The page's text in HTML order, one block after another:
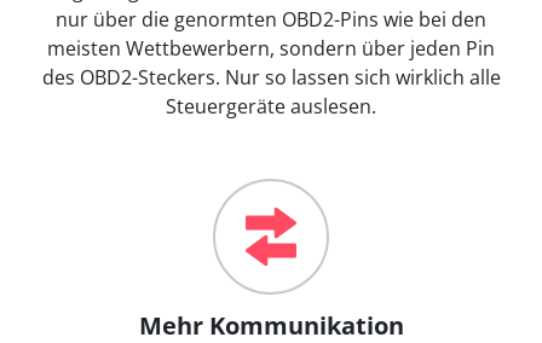
nur über die genormten OBD2-Pins wie bei den
meisten Wettbewerbern, sondern über jeden Pin
des OBD2-Steckers. Nur so lassen sich wirklich alle
Steuergeräte auslesen.
Mehr Kommunikation